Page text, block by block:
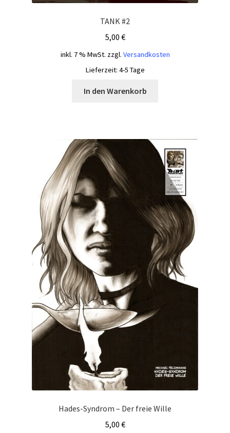
TANK #2
5,00 €
inkl. 7 % MwSt. zzgl. Versandkosten
Lieferzeit: 4-5 Tage
In den Warenkorb
Hades-Syndrom – Der freie Wille
5,00 €